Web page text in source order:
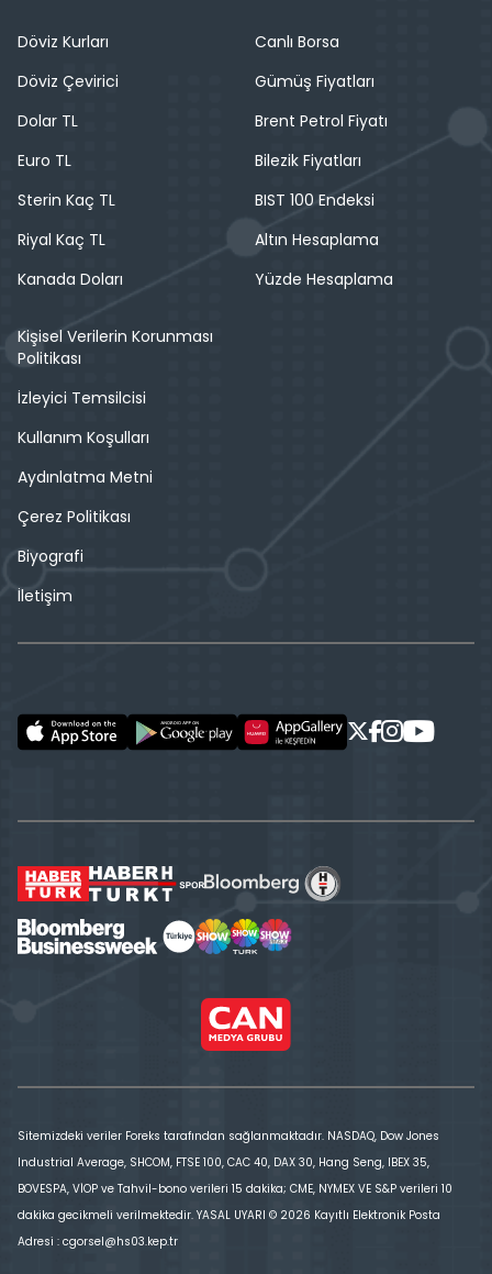
Döviz Kurları
Döviz Çevirici
Dolar TL
Euro TL
Sterin Kaç TL
Riyal Kaç TL
Kanada Doları
Canlı Borsa
Gümüş Fiyatları
Brent Petrol Fiyatı
Bilezik Fiyatları
BIST 100 Endeksi
Altın Hesaplama
Yüzde Hesaplama
Kişisel Verilerin Korunması
Politikası
İzleyici Temsilcisi
Kullanım Koşulları
Aydınlatma Metni
Çerez Politikası
Biyografi
İletişim
Sitemizdeki veriler Foreks tarafından sağlanmaktadır. NASDAQ, Dow Jones
Industrial Average, SHCOM, FTSE 100, CAC 40, DAX 30, Hang Seng, IBEX 35,
BOVESPA, VİOP ve Tahvil-bono verileri 15 dakika; CME, NYMEX VE S&P verileri 10
dakika gecikmeli verilmektedir. YASAL UYARI © 2026 Kayıtlı Elektronik Posta
Adresi : cgorsel@hs03.kep.tr